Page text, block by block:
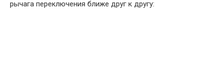
рычага переключения ближе друг к другу: